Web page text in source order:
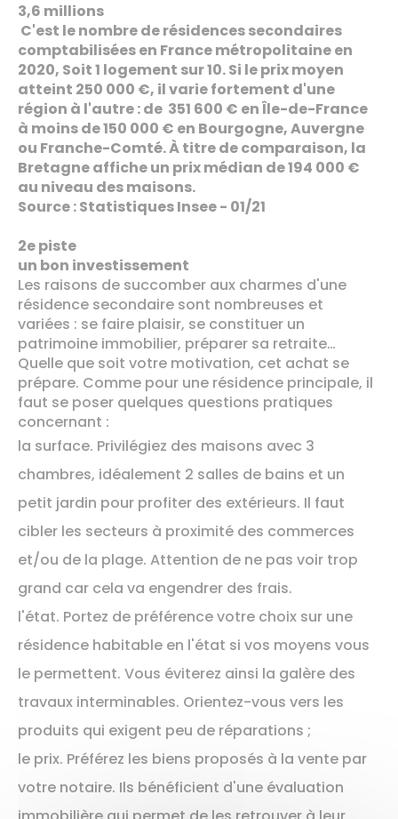
3,6 millions
C'est le nombre de résidences secondaires
comptabilisées en France métropolitaine en
2020, Soit 1 logement sur 10. Si le prix moyen
atteint 250 000 €, il varie fortement d'une
région à l'autre : de 351 600 € en Île-de-France
à moins de 150 000 € en Bourgogne, Auvergne
ou Franche-Comté. À titre de comparaison, la
Bretagne affiche un prix médian de 194 000 €
au niveau des maisons.
Source : Statistiques Insee - 01/21
2e piste
un bon investissement
Les raisons de succomber aux charmes d'une
résidence secondaire sont nombreuses et
variées : se faire plaisir, se constituer un
patrimoine immobilier, préparer sa retraite…
Quelle que soit votre motivation, cet achat se
prépare. Comme pour une résidence principale, il
faut se poser quelques questions pratiques
concernant :
la surface. Privilégiez des maisons avec 3
chambres, idéalement 2 salles de bains et un
petit jardin pour profiter des extérieurs. Il faut
cibler les secteurs à proximité des commerces
et/ou de la plage. Attention de ne pas voir trop
grand car cela va engendrer des frais.
l'état. Portez de préférence votre choix sur une
résidence habitable en l'état si vos moyens vous
le permettent. Vous éviterez ainsi la galère des
travaux interminables. Orientez-vous vers les
produits qui exigent peu de réparations ;
le prix. Préférez les biens proposés à la vente par
votre notaire. Ils bénéficient d'une évaluation